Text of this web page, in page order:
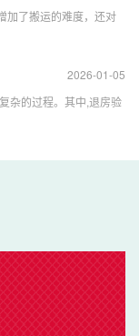
加了搬运的难度，还对
2026-01-05
杂的过程。其中,退房验